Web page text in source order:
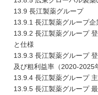
13.9 長江製薬グループ
13.9.1 長江製薬グループ企
13.9.2 長江製薬グループ
と仕様
13.9.3 長江製薬グループ
及び粗利益率（2020-2025
13.9.4 長江製薬グループ
13.9.5 長江製薬グループ